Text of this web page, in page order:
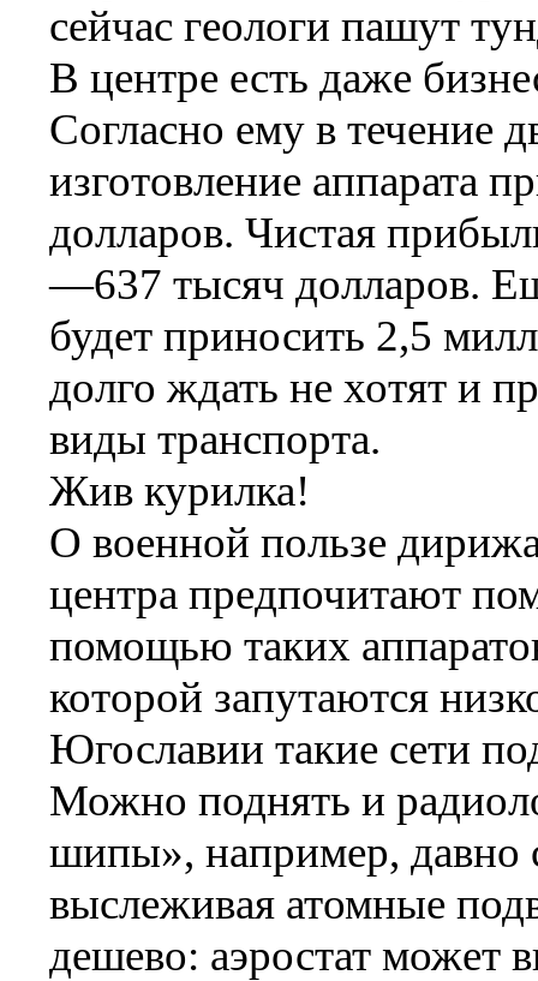
сейчас геологи пашут
В центре есть даже
Согласно ему в течение
изготовление аппарата
долларов. Чистая
—637 тысяч долларов.
будет приносить 2,5
долго ждать не хотят и
виды транспорта.
Жив курилка!
О военной пользе
центра предпочитают
помощью таких
которой запутаются
Югославии такие сети
Можно поднять и
шипы», например, давно
выслеживая атомные
дешево: аэростат может